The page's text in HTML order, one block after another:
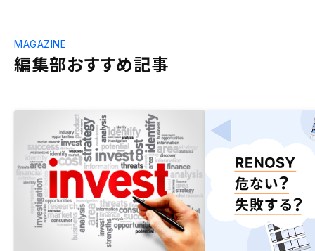
編集部おすすめ記事
MAGAZINE